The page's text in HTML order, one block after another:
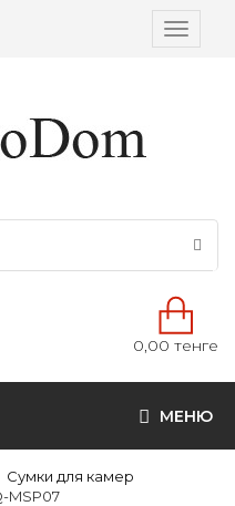
Вкл/
0,00 тенге
МЕНЮ
Сумки для камер
MSP07